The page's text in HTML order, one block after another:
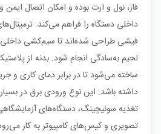
فاز، نول و ارت بوده و امکان اتصال ایمن
داخلی دستگاه را فراهم می‌کند.
فیشی طراحی شده‌اند تا سیم‌کشی داخلی
لحیم به‌سادگی انجام شود. بدنه از
ساخته می‌شود تا در برابر دمای کاری و
داشته باشد. این نوع ورودی برق در
تغذیه سوئیچینگ، دستگاه‌های
تصویری و کیس‌های کامپیوتر به کار